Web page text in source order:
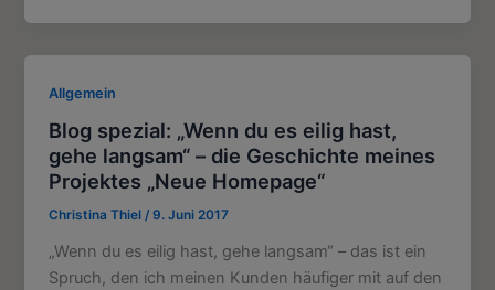
Allgemein
Blog spezial: „Wenn du es eilig hast,
gehe langsam“ – die Geschichte meines
Projektes „Neue Homepage“
Christina Thiel/9. Juni 2017
„Wenn du es eilig hast, gehe langsam“ – das ist ein
Spruch, den ich meinen Kunden häufiger mit auf den